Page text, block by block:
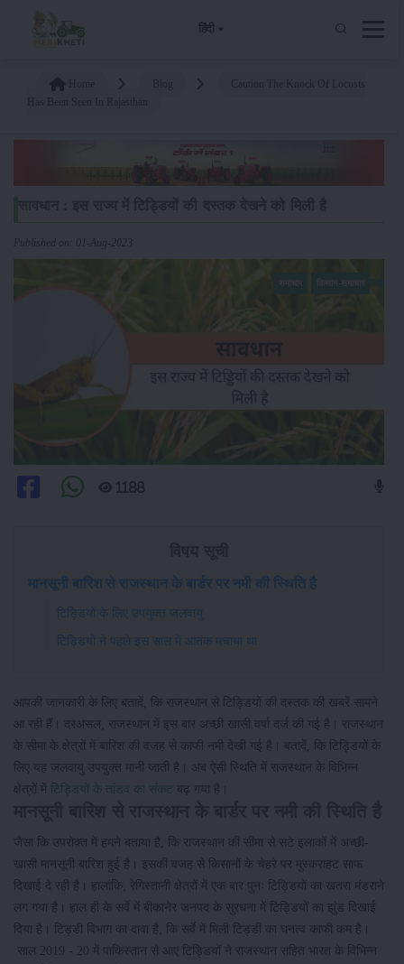
हिंदी
Published on: 01-Aug-2023
1188
मानसूनी बारिश से राजस्थान के बार्डर पर नमी की स्थिति है
टिड्डियों के लिए उपयुक्त जलवायु
टिड्डियों ने पहले इस साल में आतंक मचाया था
आपकी जानकारी के लिए बतादें, कि राजस्थान से टिड्डियों की दस्तक की खबरें सामने
आ रही हैं। दरअसल, राजस्थान में इस बार अच्छी खासी वर्षा दर्ज की गई है। राजस्थान
के सीमा के क्षेत्रों में बारिश की वजह से काफी नमी देखी गई है। बतादें, कि टिड्डियों के
लिए यह जलवायु उपयुक्त मानी जाती है। अब ऐसी स्थिति में राजस्थान के विभिन्न
क्षेत्रों में
टिड्डियों के तांडव का संकट बढ़ गया है।
जैसा कि उपरोक्त में हमने बताया है, कि राजस्थान की सीमा से सटे इलाकों में अच्छी-
खासी मानसूनी बारिश हुई है। इसकी वजह से किसानों के चेहरे पर मुस्कराहट साफ
दिखाई दे रही है। हालांकि, रेगिस्तानी क्षेत्रों में एक बार पुनः टिड्डियों का खतरा मंडराने
लग गया है। हाल ही के सर्वे में बीकानेर जनपद के सुरधना में टिड्डियों का झुंड दिखाई
दिया है। टिड्डी विभाग का दावा है, कि सर्वे में मिली टिड्डी का घनत्व काफी कम है।
साल 2019 - 20 में पाकिस्तान से आए टिड्डियों ने राजस्थान सहित भारत के विभिन्न